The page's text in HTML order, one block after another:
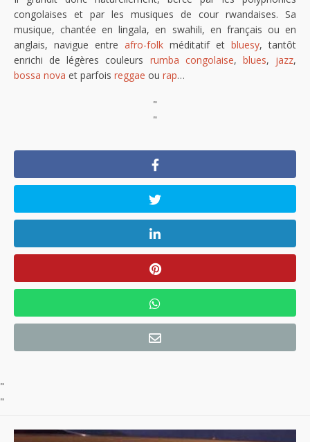
congolaises et par les musiques de cour rwandaises. Sa
musique, chantée en lingala, en swahili, en français ou en
anglais, navigue entre afro-folk méditatif et bluesy, tantôt
enrichi de légères couleurs rumba congolaise, blues, jazz,
bossa nova et parfois reggae ou rap…
"
"
"
"